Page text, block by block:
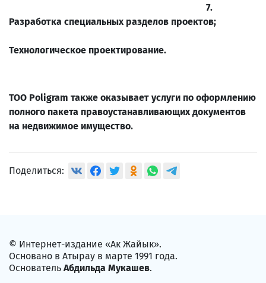
7.
Разработка специальных разделов проектов;
Технологическое проектирование.
ТОО Poligram также оказывает услуги по оформлению
полного пакета правоустанавливающих документов
на недвижимое имущество.
Поделиться:
© Интернет-издание «Ак Жайык».
Основано в Атырау в марте 1991 года.
Основатель Абдильда Мукашев.